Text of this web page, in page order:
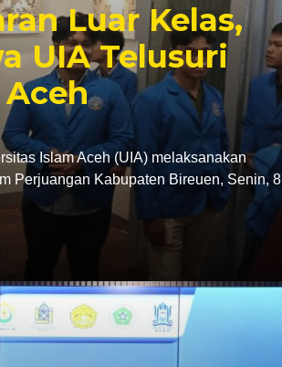
Luar Kelas,
UIA Telusuri
Islam Aceh (UIA) melaksanakan
Perjuangan Kabupaten Bireuen, Senin, 8